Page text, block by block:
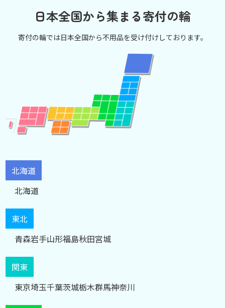
日本全国から集まる寄付の輪
寄付の輪では日本全国から不用品を受け付けしております。
北海道
北海道
東北
青森岩手山形福島秋田宮城
関東
東京埼玉千葉茨城栃木群馬神奈川